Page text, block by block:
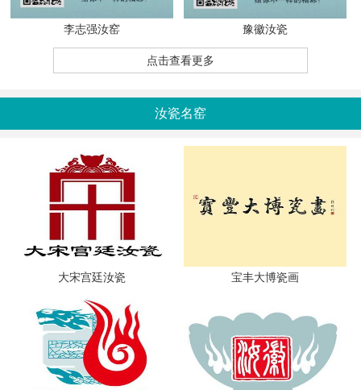
李志强汝窑 豫徽汝瓷
点击查看更多
汝瓷名窑
大宋宫廷汝瓷 宝丰大博瓷画